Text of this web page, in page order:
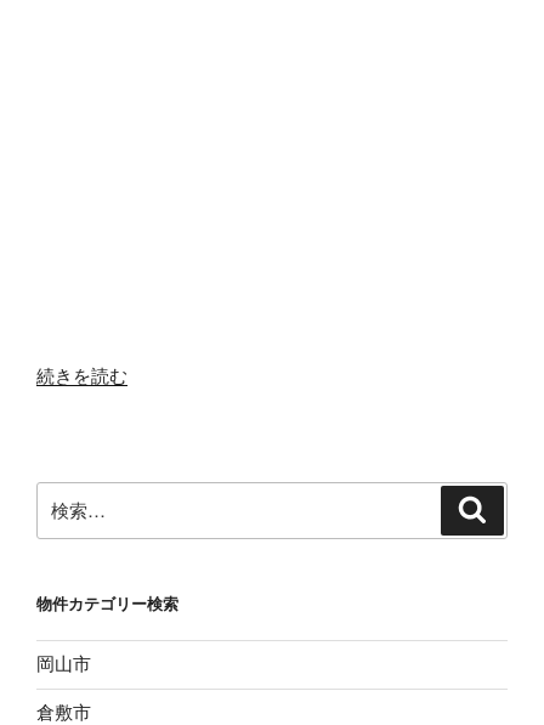
“中
倉
敷
島
阿
賀
崎
続きを読む
索:
物件カテゴリー検索
岡山市
倉敷市